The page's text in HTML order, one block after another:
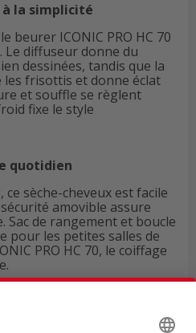
la simplicité
beurer ICONIC PRO HC 70
Le diffuseur donne du
dessinées, tandis que la
frisottis et donne éclat
et souffle se règlent
fixe le style
quotidien
sèche-cheveux est facile
amovible assure
Sac de rangement et boucle
pour les petites salles de
PRO HC 70, le coiffage